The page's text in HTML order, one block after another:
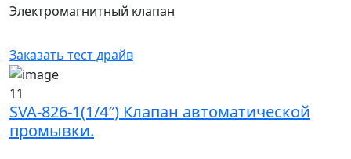
Электромагнитный клапан
Заказать тест драйв
11
SVA-826-1(1/4″) Клапан автоматической
промывки.